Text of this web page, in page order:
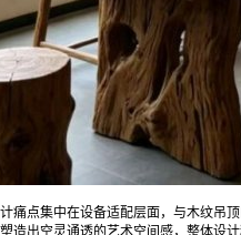
痛点集中在设备适配层面，与木纹吊
造出空灵通透的艺术空间感，整体设